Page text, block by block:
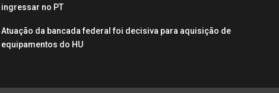
ingressar no PT
Atuação da bancada federal foi decisiva para aquisição de
equipamentos do HU